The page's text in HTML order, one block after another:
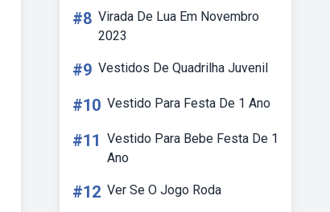
#8 Virada De Lua Em Novembro
2023
#9 Vestidos De Quadrilha Juvenil
#10 Vestido Para Festa De 1 Ano
#11 Vestido Para Bebe Festa De 1
Ano
#12 Ver Se O Jogo Roda